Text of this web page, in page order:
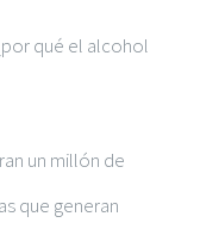
qué el alcohol
un millón de
que generan